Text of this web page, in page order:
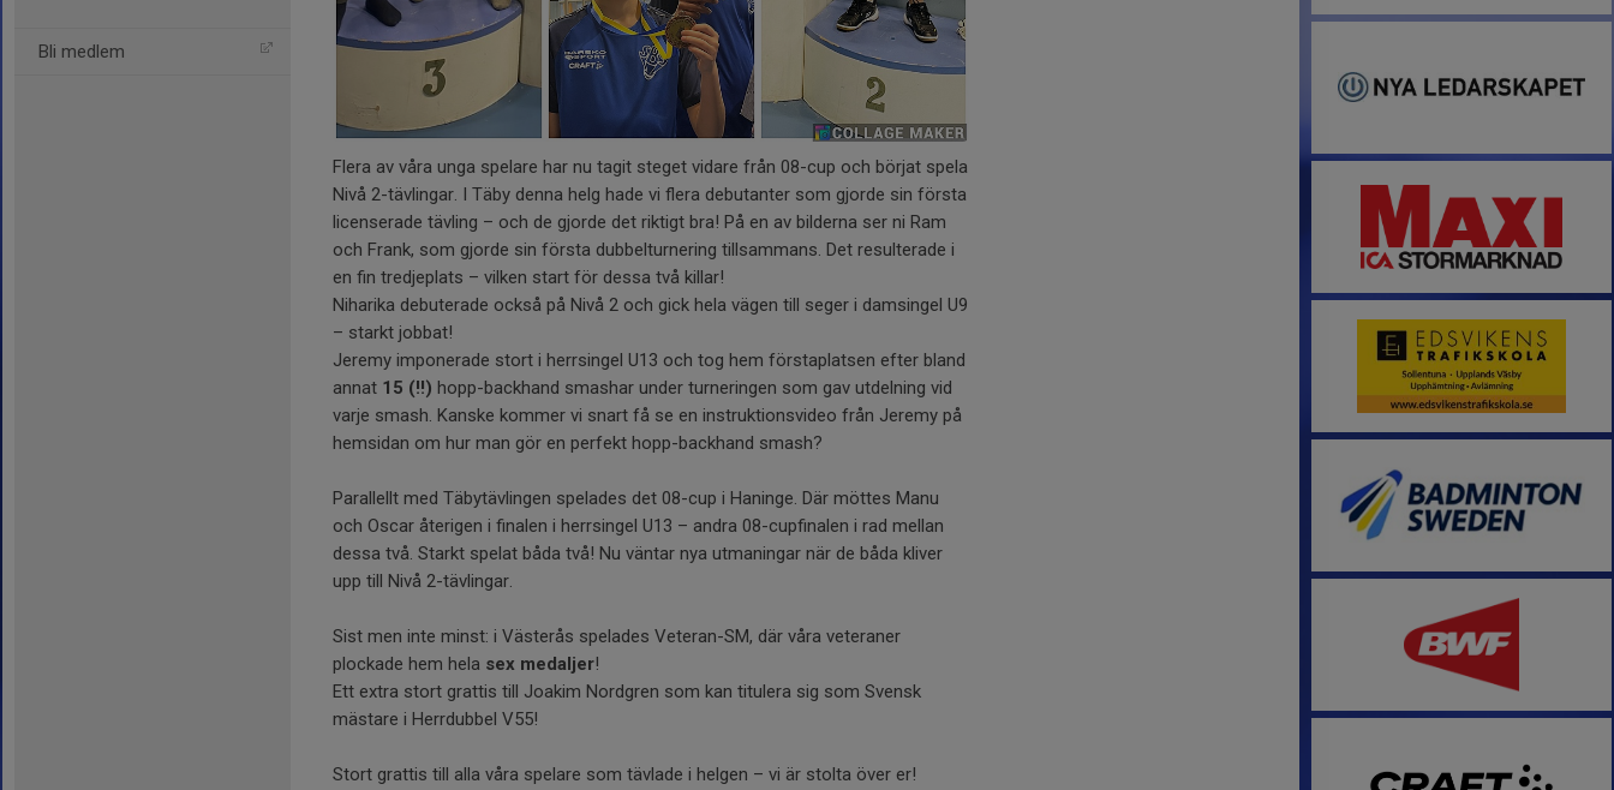
Bli medlem
Flera av våra unga spelare har nu tagit steget vidare från 08-cup och börjat spela
Nivå 2-tävlingar. I Täby denna helg hade vi flera debutanter som gjorde sin första
licenserade tävling – och de gjorde det riktigt bra! På en av bilderna ser ni Ram
och Frank, som gjorde sin första dubbelturnering tillsammans. Det resulterade i
en fin tredjeplats – vilken start för dessa två killar!
Niharika debuterade också på Nivå 2 och gick hela vägen till seger i damsingel U9
– starkt jobbat!
Jeremy imponerade stort i herrsingel U13 och tog hem förstaplatsen efter bland
annat 15 (!!) hopp-backhand smashar under turneringen som gav utdelning vid
varje smash. Kanske kommer vi snart få se en instruktionsvideo från Jeremy på
hemsidan om hur man gör en perfekt hopp-backhand smash?
Parallellt med Täbytävlingen spelades det 08-cup i Haninge. Där möttes Manu
och Oscar återigen i finalen i herrsingel U13 – andra 08-cupfinalen i rad mellan
dessa två. Starkt spelat båda två! Nu väntar nya utmaningar när de båda kliver
upp till Nivå 2-tävlingar.
Sist men inte minst: i Västerås spelades Veteran-SM, där våra veteraner
plockade hem hela sex medaljer!
Ett extra stort grattis till Joakim Nordgren som kan titulera sig som Svensk
mästare i Herrdubbel V55!
Stort grattis till alla våra spelare som tävlade i helgen – vi är stolta över er!